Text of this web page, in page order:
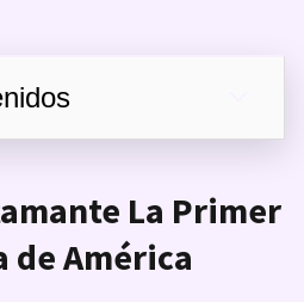
La Primer
de América